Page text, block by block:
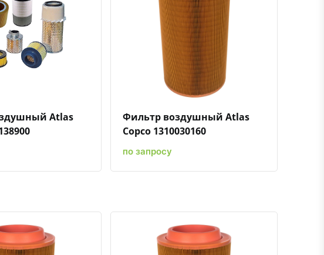
просмотр
Добавить к сравнениюДобавить в избранное
Atlas
Быстрый просмотрДобавить к сравнениюДобавить в избранное
Фильтр воздушный Atlas
Copco 1310030160
по запросу